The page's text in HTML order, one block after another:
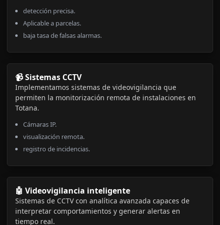
detección precisa.
Aplicable a parcelas.
baja tasa de falsas alarmas.
📹 Sistemas CCTV
Implementamos sistemas de videovigilancia que
permiten la monitorización remota de instalaciones en
Totana.
Cámaras IP.
visualización remota.
registro de incidencias.
🤖 Videovigilancia inteligente
Sistemas de CCTV con analítica avanzada capaces de
interpretar comportamientos y generar alertas en
tiempo real.